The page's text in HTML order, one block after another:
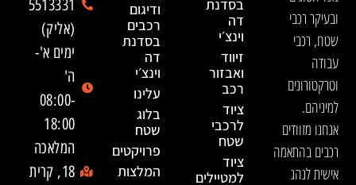
ובעיקר רכבי
שטח, רכבי
עבודה
וטרקטורונים
למיניהם.
אנחנו מזוודים
רכבים בהתאמה
אישית לנהג
בסדנת
דה
וינצ׳י
זיווד
ואבזור
רכב
ציוד
לרכבי
שטח
ציוד
למטיילים
ודיגום
רכבים
בסדנת
דה
וינצ׳י
עלינו
בלוג
שטח
פרויקטים
המלצות
5513331
(אליק)
ימים א'-
ה'
08:00-
18:00
המלאכה
18, קרית